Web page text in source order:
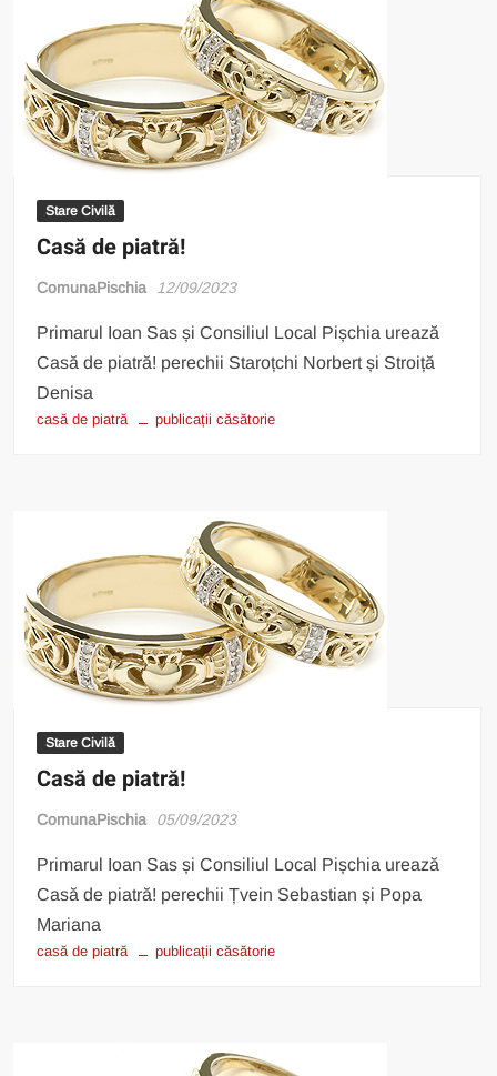
Stare Civilă
Casă de piatră!
ComunaPischia 12/09/2023
Primarul Ioan Sas și Consiliul Local Pișchia urează
Casă de piatră! perechii Staroțchi Norbert și Stroiță
Denisa
casă de piatră publicații căsătorie
Stare Civilă
Casă de piatră!
ComunaPischia 05/09/2023
Primarul Ioan Sas și Consiliul Local Pișchia urează
Casă de piatră! perechii Țvein Sebastian și Popa
Mariana
casă de piatră publicații căsătorie